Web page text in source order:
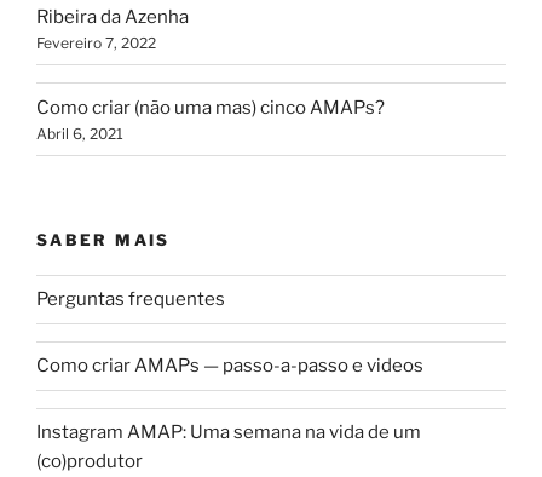
Ribeira da Azenha
Fevereiro 7, 2022
Como criar (não uma mas) cinco AMAPs?
Abril 6, 2021
SABER MAIS
Perguntas frequentes
Como criar AMAPs — passo-a-passo e videos
Instagram AMAP: Uma semana na vida de um
(co)produtor